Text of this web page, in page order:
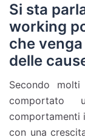
Si sta
working
che
delle
Secondo
comportato
comportamenti
con una